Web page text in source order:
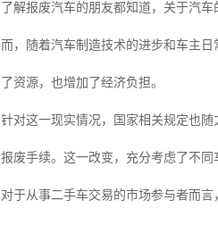
了解报废汽车的朋友都知道，关于汽
而，随着汽车制造技术的进步和车主
了资源，也增加了经济负担。
针对这一现实情况，国家相关规定也
报废手续。这一改变，充分考虑了不
对于从事二手车交易的市场参与者而